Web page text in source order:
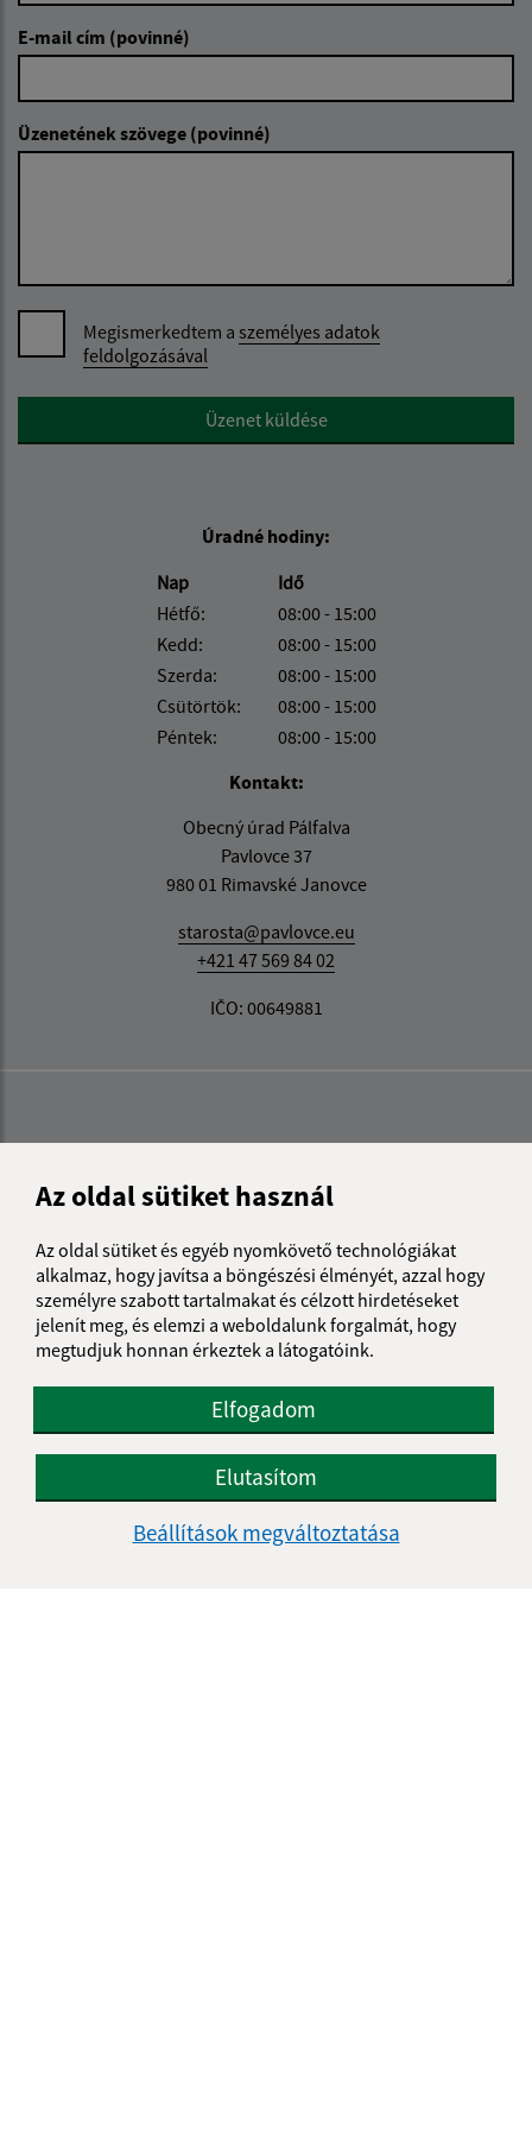
Az oldal sütiket használ
Az oldal sütiket és egyéb nyomkövető technológiákat
alkalmaz, hogy javítsa a böngészési élményét, azzal hogy
személyre szabott tartalmakat és célzott hirdetéseket
jelenít meg, és elemzi a weboldalunk forgalmát, hogy
megtudjuk honnan érkeztek a látogatóink.
Elfogadom
Elutasítom
Beállítások megváltoztatása
E-mail cím (povinné)
Üzenetének szövege (povinné)
Megismerkedtem a személyes adatok
feldolgozásával
Google reCaptcha ResponseÜzenet küldése
Úradné hodiny:
Nap
Idő
Hétfő:
08:00 - 15:00
Kedd:
08:00 - 15:00
Szerda:
08:00 - 15:00
Csütörtök:
08:00 - 15:00
Péntek:
08:00 - 15:00
Kontakt:
Obecný úrad Pálfalva
Pavlovce 37
980 01 Rimavské Janovce
starosta@pavlovce.eu
+421 47 569 84 02
IČO: 00649881
Az oldalról:
Hozzáférhetőségi nyilatkozat
Szerzői jog